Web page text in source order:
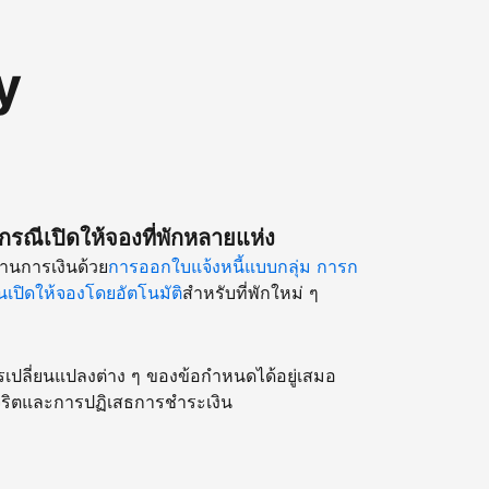
รณีเปิดให้จองที่พักหลายแห่ง
นการเงินด้วยการออกใบแจ้งหนี้แบบกลุ่ม การก
เปิดให้จองโดยอัตโนมัติสำหรับที่พักใหม่ ๆ
ปลี่ยนแปลงต่าง ๆ ของข้อกำหนดได้อยู่เสมอ
ตและการปฏิเสธการชำระเงิน